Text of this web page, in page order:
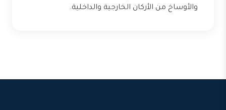
والأوساخ من الأركان الخارجية والداخلية.